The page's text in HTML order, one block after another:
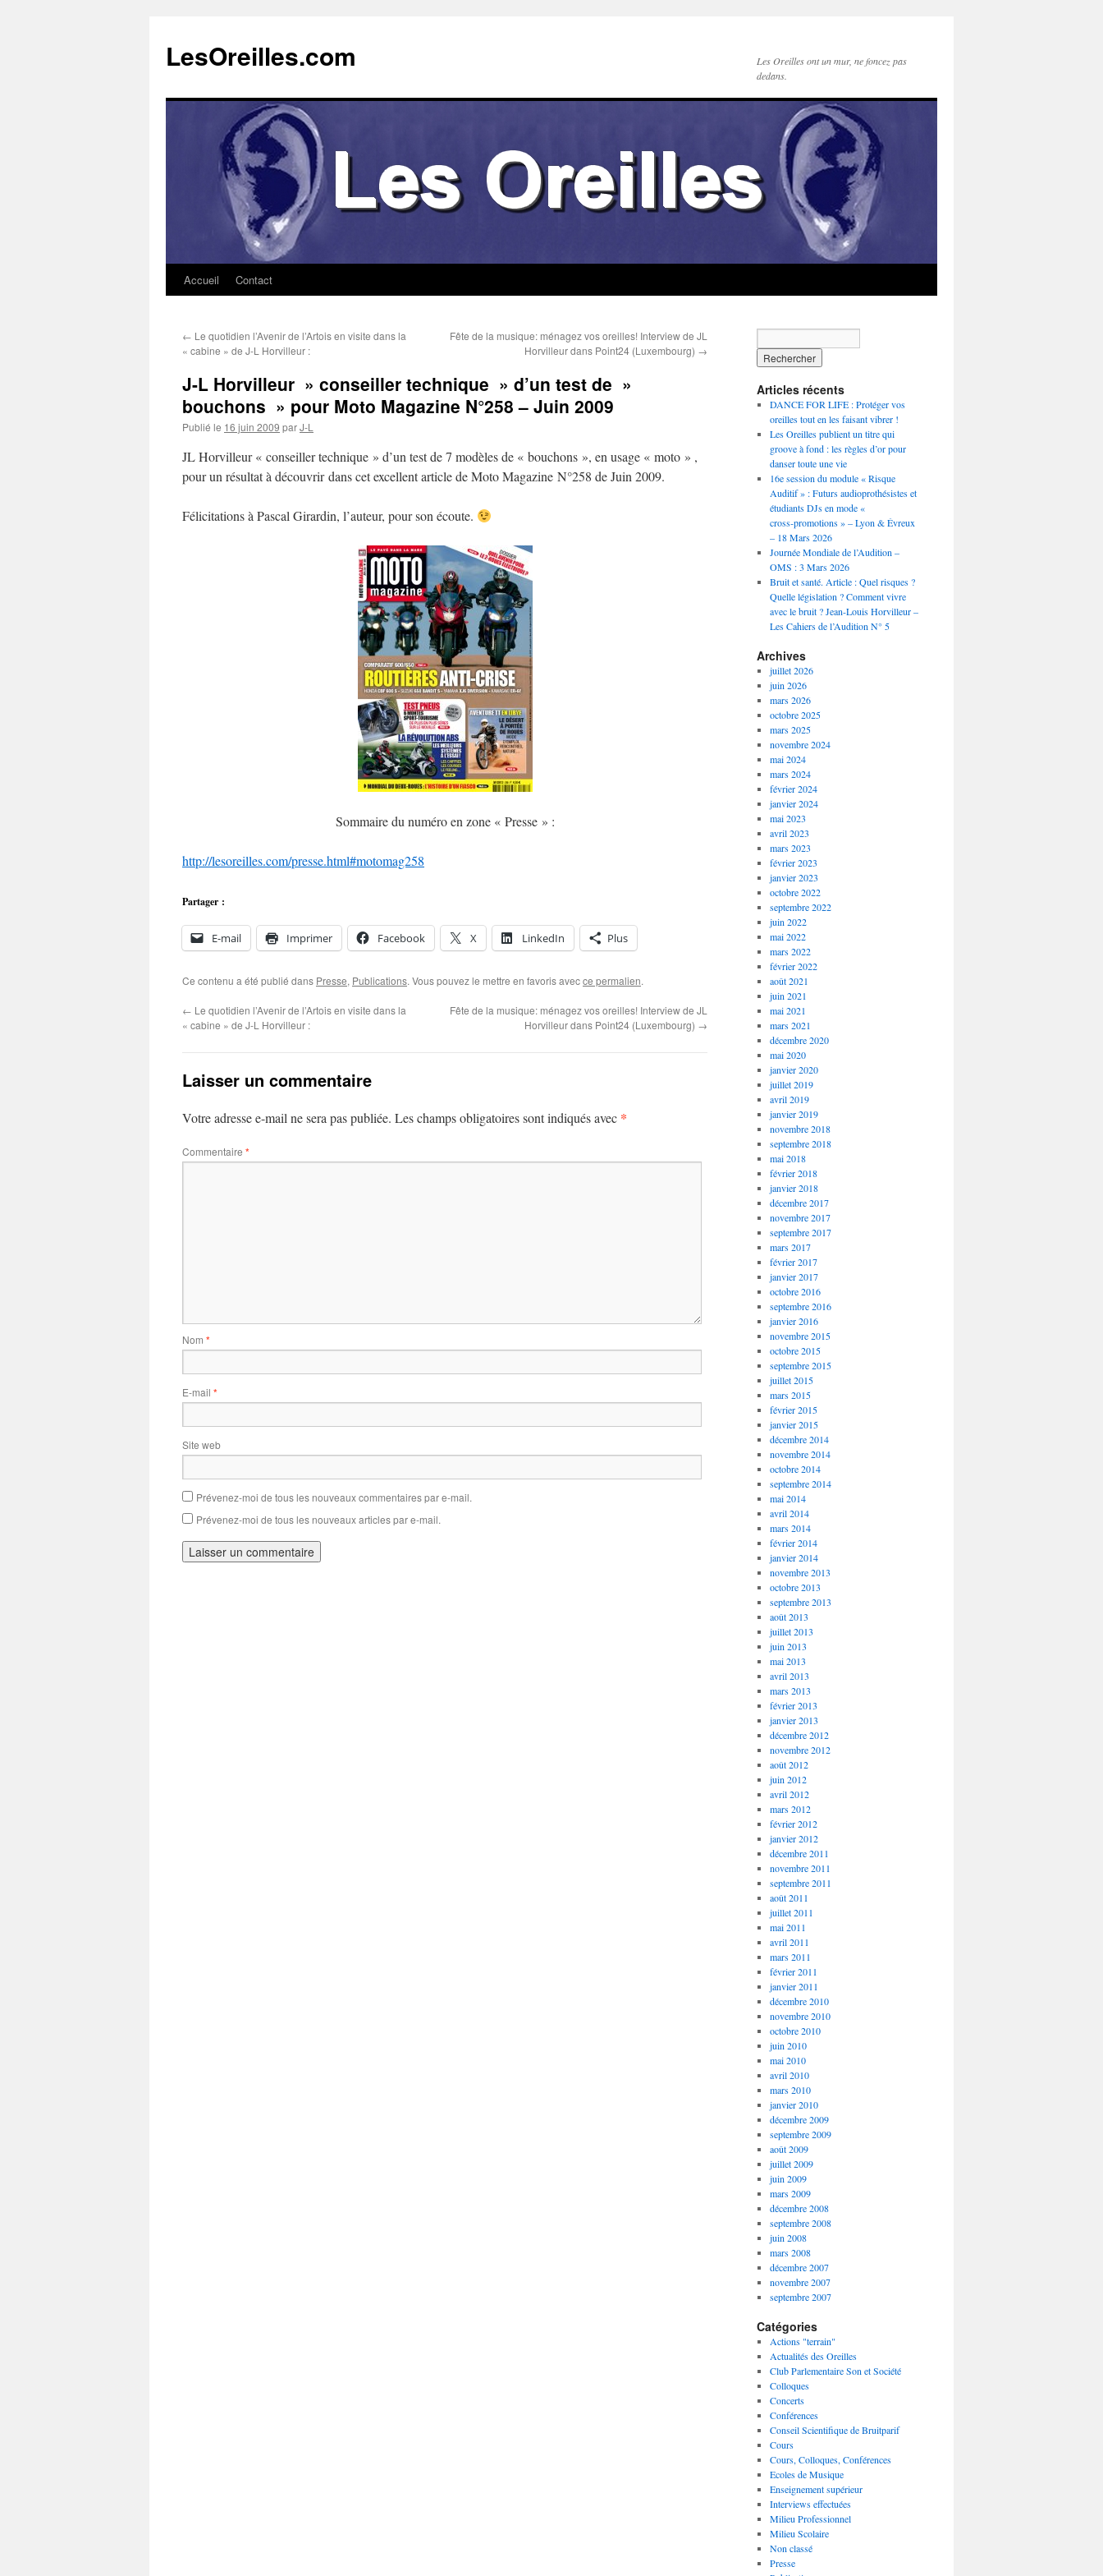
contenu
LesOreilles.com
Les Oreilles ont un mur, ne foncez pas
dedans.
Accueil Contact
← Le quotidien l’Avenir de l’Artois en visite dans la
« cabine » de J-L Horvilleur :
Fête de la musique: ménagez vos oreilles! Interview de JL
Horvilleur dans Point24 (Luxembourg) →
J-L Horvilleur » conseiller technique » d’un test de »
bouchons » pour Moto Magazine N°258 – Juin 2009
Publié le 16 juin 2009 parJ-L
JL Horvilleur « conseiller technique » d’un test de 7 modèles de « bouchons », en usage « moto » ,
pour un résultat à découvrir dans cet excellent article de Moto Magazine N°258 de Juin 2009.
Félicitations à Pascal Girardin, l’auteur, pour son écoute.
Sommaire du numéro en zone « Presse » :
http://lesoreilles.com/presse.html#motomag258
Partager :
E-mail Imprimer Facebook X LinkedIn Plus
Ce contenu a été publié dans Presse, Publications. Vous pouvez le mettre en favoris avecce permalien.
← Le quotidien l’Avenir de l’Artois en visite dans la
« cabine » de J-L Horvilleur :
Fête de la musique: ménagez vos oreilles! Interview de JL
Horvilleur dans Point24 (Luxembourg) →
Laisser un commentaire
Votre adresse e-mail ne sera pas publiée. Les champs obligatoires sont indiqués avec *
Commentaire *
Nom *
E-mail *
Site web
Prévenez-moi de tous les nouveaux commentaires par e-mail.
Prévenez-moi de tous les nouveaux articles par e-mail.
Articles récents
DANCE FOR LIFE : Protéger vos
oreilles tout en les faisant vibrer !
Les Oreilles publient un titre qui
groove à fond : les règles d’or pour
danser toute une vie
16e session du module « Risque
Auditif » : Futurs audioprothésistes et
étudiants DJs en mode «
cross‑promotions » – Lyon & Évreux
– 18 Mars 2026
Journée Mondiale de l’Audition –
OMS : 3 Mars 2026
Bruit et santé. Article : Quel risques ?
Quelle législation ? Comment vivre
avec le bruit ? Jean-Louis Horvilleur –
Les Cahiers de l’Audition N° 5
Archives
juillet 2026
juin 2026
mars 2026
octobre 2025
mars 2025
novembre 2024
mai 2024
mars 2024
février 2024
janvier 2024
mai 2023
avril 2023
mars 2023
février 2023
janvier 2023
octobre 2022
septembre 2022
juin 2022
mai 2022
mars 2022
février 2022
août 2021
juin 2021
mai 2021
mars 2021
décembre 2020
mai 2020
janvier 2020
juillet 2019
avril 2019
janvier 2019
novembre 2018
septembre 2018
mai 2018
février 2018
janvier 2018
décembre 2017
novembre 2017
septembre 2017
mars 2017
février 2017
janvier 2017
octobre 2016
septembre 2016
janvier 2016
novembre 2015
octobre 2015
septembre 2015
juillet 2015
mars 2015
février 2015
janvier 2015
décembre 2014
novembre 2014
octobre 2014
septembre 2014
mai 2014
avril 2014
mars 2014
février 2014
janvier 2014
novembre 2013
octobre 2013
septembre 2013
août 2013
juillet 2013
juin 2013
mai 2013
avril 2013
mars 2013
février 2013
janvier 2013
décembre 2012
novembre 2012
août 2012
juin 2012
avril 2012
mars 2012
février 2012
janvier 2012
décembre 2011
novembre 2011
septembre 2011
août 2011
juillet 2011
mai 2011
avril 2011
mars 2011
février 2011
janvier 2011
décembre 2010
novembre 2010
octobre 2010
juin 2010
mai 2010
avril 2010
mars 2010
janvier 2010
décembre 2009
septembre 2009
août 2009
juillet 2009
juin 2009
mars 2009
décembre 2008
septembre 2008
juin 2008
mars 2008
décembre 2007
novembre 2007
septembre 2007
Catégories
Actions "terrain"
Actualités des Oreilles
Club Parlementaire Son et Société
Colloques
Concerts
Conférences
Conseil Scientifique de Bruitparif
Cours
Cours, Colloques, Conférences
Ecoles de Musique
Enseignement supérieur
Interviews effectuées
Milieu Professionnel
Milieu Scolaire
Non classé
Presse